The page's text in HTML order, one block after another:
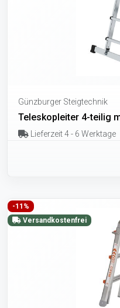
Günzburger Steigtechnik
Teleskopleiter 4-teilig
Lieferzeit 4 - 6 Werktage
-11%
Versandkostenfrei